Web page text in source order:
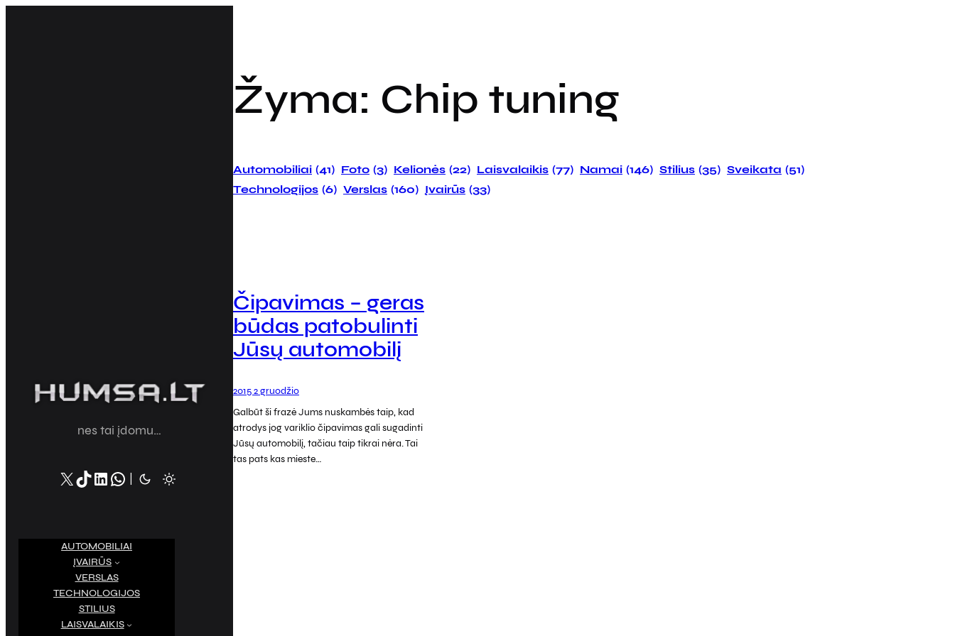
nes tai įdomu…
X TikTok LinkedIn WhatsApp
AUTOMOBILIAI
ĮVAIRŪS
VERSLAS
TECHNOLOGIJOS
STILIUS
LAISVALAIKIS
Žyma: Chip tuning
Automobiliai (41) Foto (3) Kelionės (22) Laisvalaikis (77) Namai (146) Stilius (35) Sveikata (51)
Technologijos (6) Verslas (160) Įvairūs (33)
Čipavimas – geras
būdas patobulinti
Jūsų automobilį
2015 2 gruodžio
Galbūt ši frazė Jums nuskambės taip, kad
atrodys jog variklio čipavimas gali sugadinti
Jūsų automobilį, tačiau taip tikrai nėra. Tai
tas pats kas mieste…